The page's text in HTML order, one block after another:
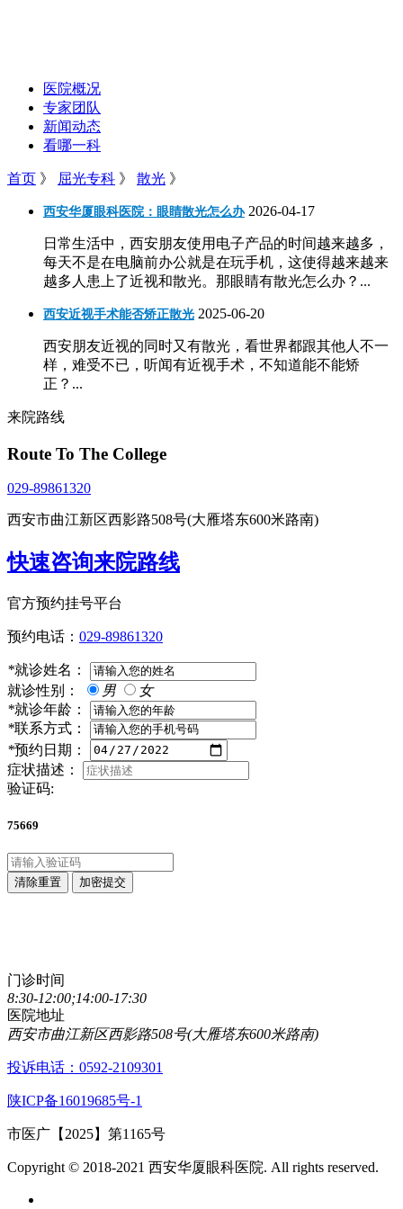
医院概况
专家团队
新闻动态
看哪一科
首页 》 屈光专科 》 散光 》
西安华厦眼科医院：眼睛散光怎么办 2026-04-17
日常生活中，西安朋友使用电子产品的时间越来越多，
每天不是在电脑前办公就是在玩手机，这使得越来越来
越多人患上了近视和散光。那眼睛有散光怎么办？...
西安近视手术能否矫正散光 2025-06-20
西安朋友近视的同时又有散光，看世界都跟其他人不一
样，难受不已，听闻有近视手术，不知道能不能矫
正？...
来院路线
Route To The College
029-89861320
西安市曲江新区西影路508号(大雁塔东600米路南)
快速咨询来院路线
官方预约挂号平台
预约电话： 029-89861320
*就诊姓名：
就诊性别：
男
女
*就诊年龄：
*联系方式：
*预约日期：
症状描述：
验证码:
75669
清除重置 加密提交
门诊时间
8:30-12:00;14:00-17:30
医院地址
西安市曲江新区西影路508号(大雁塔东600米路南)
投诉电话：0592-2109301
陕ICP备16019685号-1
市医广【2025】第1165号
Copyright © 2018-2021 西安华厦眼科医院. All rights reserved.